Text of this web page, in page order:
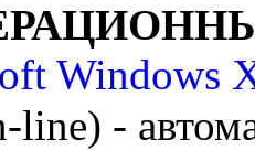
Windows
line) -